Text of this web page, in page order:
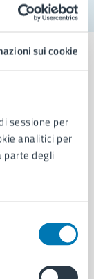
sui cookie
sessione per
analitici per
parte degli